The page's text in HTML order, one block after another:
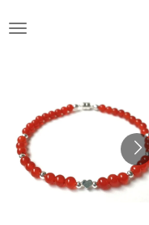
direct